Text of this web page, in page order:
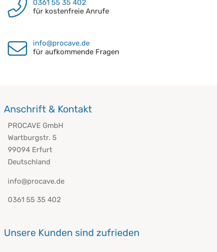
0361 55 35 402
für kostenfreie Anrufe
info@procave.de
für aufkommende Fragen
Anschrift & Kontakt
PROCAVE GmbH
Wartburgstr. 5
99094 Erfurt
Deutschland
info@procave.de
0361 55 35 402
Unsere Kunden sind zufrieden